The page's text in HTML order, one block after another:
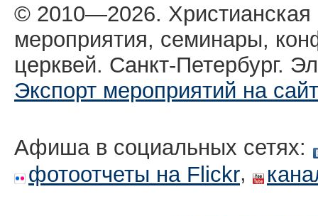
© 2010—2026.
мероприятия, семинары,
церквей. Санкт-Петербург.
Экспорт мероприятий на сайт
Афиша в социальных сетях:
фотоотчеты на Flickr,